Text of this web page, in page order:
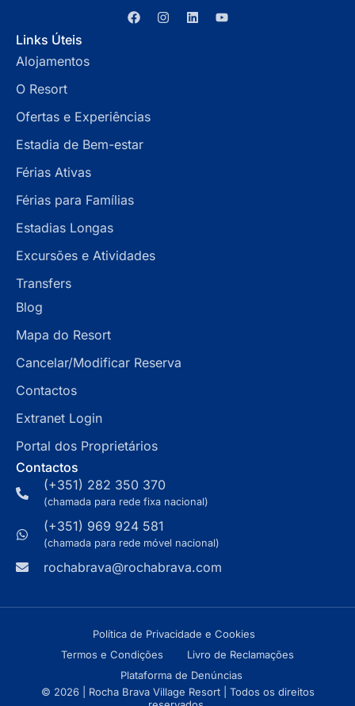
Links Úteis
Alojamentos
O Resort
Ofertas e Experiências
Estadia de Bem-estar
Férias Ativas
Férias para Famílias
Estadias Longas
Excursões e Atividades
Transfers
Blog
Mapa do Resort
Cancelar/Modificar Reserva
Contactos
Extranet Login
Portal dos Proprietários
Contactos
(+351) 282 350 370
(chamada para rede fixa nacional)
(+351) 969 924 581
(chamada para rede móvel nacional)
rochabrava@rochabrava.com
© 2026 | Rocha Brava Village Resort | Todos os direitos
Política de Privacidade e Cookies
Termos e Condições
Livro de Reclamações
Plataforma de Denúncias